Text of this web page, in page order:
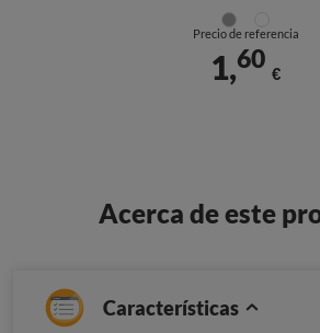
Precio de referencia
1,60
€
Acerca de este
Características